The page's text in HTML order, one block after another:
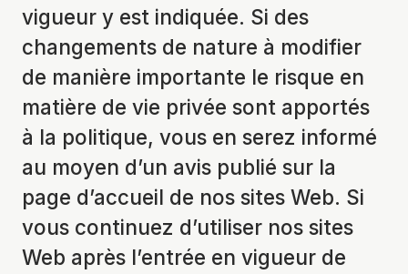
vigueur y est indiquée. Si des
changements de nature à modifier
de manière importante le risque en
matière de vie privée sont apportés
à la politique, vous en serez informé
au moyen d’un avis publié sur la
page d’accueil de nos sites Web. Si
vous continuez d’utiliser nos sites
Web après l’entrée en vigueur de